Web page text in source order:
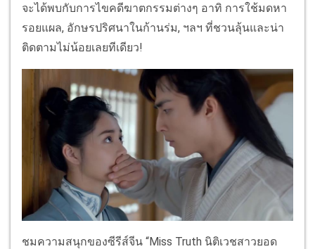
จะได้พบกับการไขคดีฆาตกรรมต่างๆ อาทิ การใช้มดหา
รอยแผล, อักษรปริศนาในก้านร่ม, ฯลฯ ที่ชวนลุ้นและน่า
ติดตามไม่น้อยเลยทีเดียว!
ชมความสนุกของซีรีส์จีน “Miss Truth นิติเวชสาวยอด